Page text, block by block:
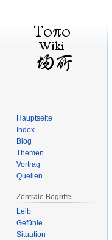
Hauptseite
Index
Blog
Themen
Vortrag
Quellen
Zentrale Begriffe
Leib
Gefühle
Situation